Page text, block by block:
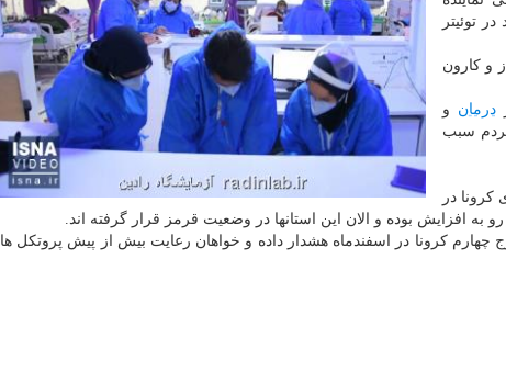
توئیتر
«متاسفانه ‎کرونا با سرعت بالایی در حال انتشار و وضعیت ‎اهواز و ‎کارون
درمان و
سبب
کرونا در
افزایش بوده و الان این استانها در وضعیت قرمز قرار گرفته اند.
کرونا در اسفندماه هشدار داده و خواهان رعایت بیش از پیش پروتکل